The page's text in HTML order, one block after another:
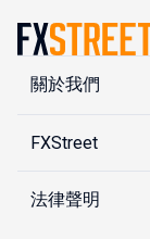
關於我們
FXStreet
法律聲明